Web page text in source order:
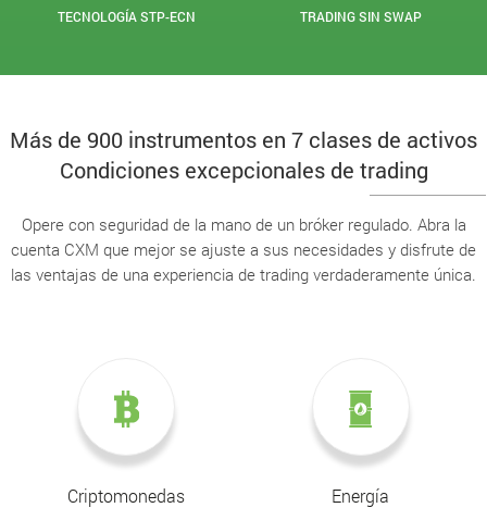
TECNOLOGÍA STP-ECN TRADING SIN SWAP
Más de 900 instrumentos en 7 clases de activos
Condiciones excepcionales de trading
Opere con seguridad de la mano de un bróker regulado. Abra la
cuenta CXM que mejor se ajuste a sus necesidades y disfrute de
las ventajas de una experiencia de trading verdaderamente única.
Criptomonedas Energía